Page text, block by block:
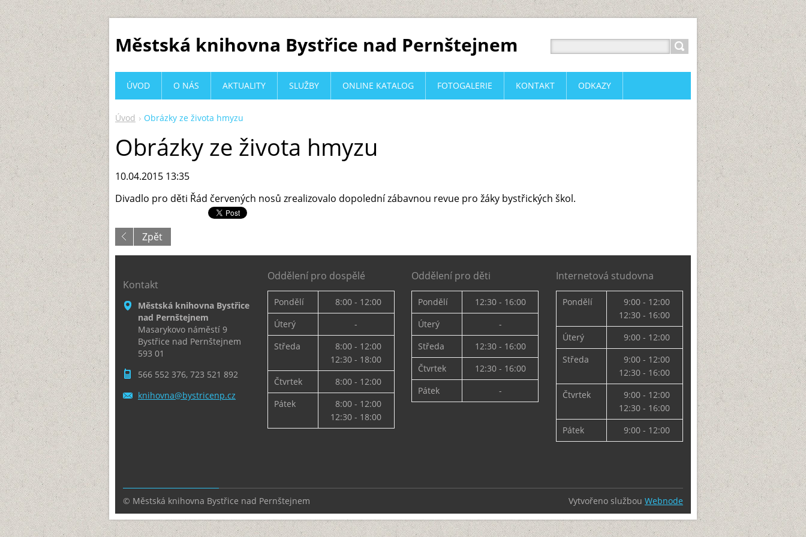
Městská knihovna Bystřice nad Pernštejnem
Úvod Obrázky ze života hmyzu
Obrázky ze života hmyzu
10.04.2015 13:35
Divadlo pro děti Řád červených nosů zrealizovalo dopolední zábavnou revue pro žáky bystřických škol.
Zpět
ÚVOD O NÁS AKTUALITY SLUŽBY ONLINE KATALOG FOTOGALERIE KONTAKT ODKAZY
Kontakt
Městská knihovna Bystřice
nad Pernštejnem
Masarykovo náměstí 9
Bystřice nad Pernštejnem
593 01
566 552 376, 723 521 892
knihovna@bystricenp.cz
Oddělení pro dospělé
Pondělí
8:00 - 12:00
Úterý
-
Středa
8:00 - 12:00
12:30 - 18:00
Čtvrtek
8:00 - 12:00
Pátek
8:00 - 12:00
12:30 - 18:00
Oddělení pro děti
Pondělí
12:30 - 16:00
Úterý
-
Středa
12:30 - 16:00
Čtvrtek
12:30 - 16:00
Pátek
-
Internetová studovna
Pondělí
9:00 - 12:00
12:30 - 16:00
Úterý
9:00 - 12:00
Středa
9:00 - 12:00
12:30 - 16:00
Čtvrtek
9:00 - 12:00
12:30 - 16:00
Pátek
9:00 - 12:00
© Městská knihovna Bystřice nad Pernštejnem Vytvořeno službou Webnode